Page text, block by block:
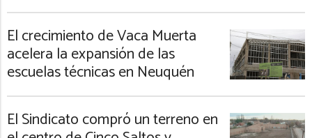
El crecimiento de Vaca Muerta
acelera la expansión de las
escuelas técnicas en Neuquén
El Sindicato compró un terreno en